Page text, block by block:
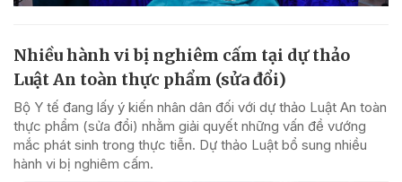
Nhiều hành vi bị nghiêm cấm tại dự thảo
Luật An toàn thực phẩm (sửa đổi)
Bộ Y tế đang lấy ý kiến nhân dân đối với dự thảo Luật An toàn
thực phẩm (sửa đổi) nhằm giải quyết những vấn đề vướng
mắc phát sinh trong thực tiễn. Dự thảo Luật bổ sung nhiều
hành vi bị nghiêm cấm.